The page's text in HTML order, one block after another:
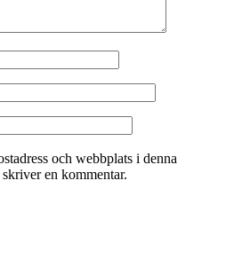
och webbplats i denna
en kommentar.